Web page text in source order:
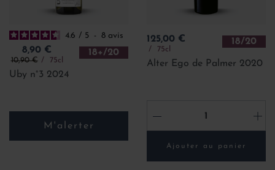
4.6 / 5 - 8 avis
Prix
8,90 €
Prix de base
10,90 € 75cl
18+/20
Uby n°3 2024
M'alerter
Prix
125,00 €
75cl
18/20
Alter Ego de Palmer 2020
- +
Ajouter au panier